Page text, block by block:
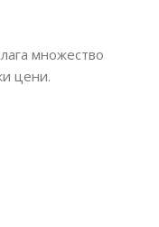
множество
цени.